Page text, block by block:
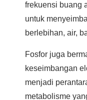
frekuensi buang
untuk
berlebihan, air,
Fosfor juga
keseimbangan
menjadi
metabolisme